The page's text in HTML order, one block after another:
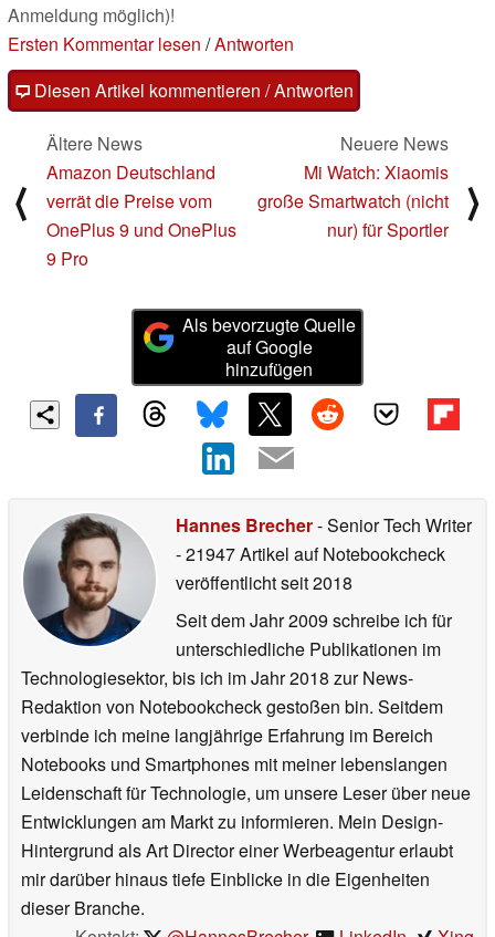
Anmeldung möglich)!
Ersten Kommentar lesen /Antworten
Diesen Artikel kommentieren / Antworten
⟨
Ältere News
Amazon Deutschland
verrät die Preise vom
OnePlus 9 und OnePlus
9 Pro
Neuere News
Mi Watch: Xiaomis
große Smartwatch (nicht
nur) für Sportler
⟩
Als bevorzugte Quelle
auf Google
hinzufügen
Hannes Brecher- Senior Tech Writer
- 21947 Artikel auf Notebookcheck
veröffentlichtseit 2018
Seit dem Jahr 2009 schreibe ich für
unterschiedliche Publikationen im
Technologiesektor, bis ich im Jahr 2018 zur News-
Redaktion von Notebookcheck gestoßen bin. Seitdem
verbinde ich meine langjährige Erfahrung im Bereich
Notebooks und Smartphones mit meiner lebenslangen
Leidenschaft für Technologie, um unsere Leser über neue
Entwicklungen am Markt zu informieren. Mein Design-
Hintergrund als Art Director einer Werbeagentur erlaubt
mir darüber hinaus tiefe Einblicke in die Eigenheiten
dieser Branche.